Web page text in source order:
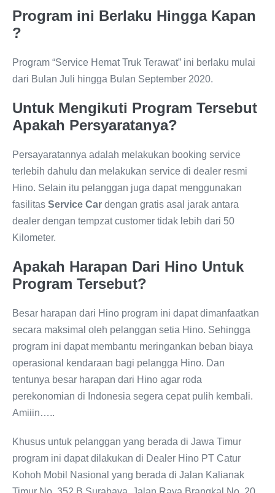
Program ini Berlaku Hingga Kapan
?
Program “Service Hemat Truk Terawat” ini berlaku mulai
dari Bulan Juli hingga Bulan September 2020.
Untuk Mengikuti Program Tersebut
Apakah Persyaratanya?
Persayaratannya adalah melakukan booking service
terlebih dahulu dan melakukan service di dealer resmi
Hino. Selain itu pelanggan juga dapat menggunakan
fasilitas Service Car dengan gratis asal jarak antara
dealer dengan tempzat customer tidak lebih dari 50
Kilometer.
Apakah Harapan Dari Hino Untuk
Program Tersebut?
Besar harapan dari Hino program ini dapat dimanfaatkan
secara maksimal oleh pelanggan setia Hino. Sehingga
program ini dapat membantu meringankan beban biaya
operasional kendaraan bagi pelangga Hino. Dan
tentunya besar harapan dari Hino agar roda
perekonomian di Indonesia segera cepat pulih kembali.
Amiiin…..
Khusus untuk pelanggan yang berada di Jawa Timur
program ini dapat dilakukan di Dealer Hino PT Catur
Kohoh Mobil Nasional yang berada di Jalan Kalianak